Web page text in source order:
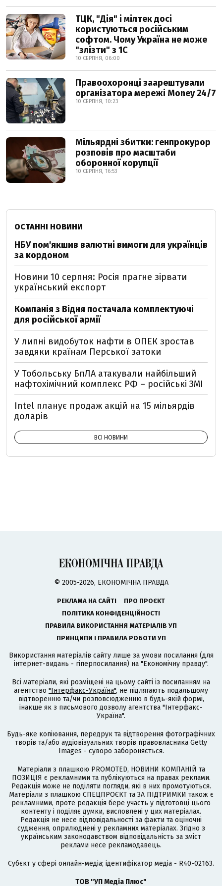
ТЦК, "Дія" і мілтек досі
користуються російським
софтом. Чому Україна не може
"злізти" з 1С
10 СЕРПНЯ, 06:00
Правоохоронці заарештували
організатора мережі Money 24/7
10 СЕРПНЯ, 10:23
Мільярдні збитки: генпрокурор
розповів про масштаби
оборонної корупції
10 СЕРПНЯ, 16:53
ОСТАННІ НОВИНИ
НБУ пом'якшив валютні вимоги для українців
за кордоном
Новини 10 серпня: Росія прагне зірвати
український експорт
Компанія з Відня постачала комплектуючі
для російської армії
У липні видобуток нафти в ОПЕК зростав
завдяки країнам Перської затоки
У Тобольську БпЛА атакували найбільший
нафтохімічний комплекс РФ – російські ЗМІ
Intel планує продаж акцій на 15 мільярдів
доларів
ВСІ НОВИНИ
© 2005-2026, ЕКОНОМІЧНА ПРАВДА
РЕКЛАМА НА САЙТІ
ПРО ПРОЄКТ
ПОЛІТИКА КОНФІДЕНЦІЙНОСТІ
ПРАВИЛА ВИКОРИСТАННЯ МАТЕРІАЛІВ УП
ПРИНЦИПИ І ПРАВИЛА РОБОТИ УП
Використання матеріалів сайту лише за умови посилання (для
інтернет-видань - гіперпосилання) на "Економічну правду".
Всі матеріали, які розміщені на цьому сайті із посиланням на
агентство "Інтерфакс-Україна", не підлягають подальшому
відтворенню та/чи розповсюдженню в будь-якій формі,
інакше як з письмового дозволу агентства "Інтерфакс-
Україна".
Будь-яке копіювання, передрук та відтворення фотографічних
творів та/або аудіовізуальних творів правовласника Getty
Images - суворо забороняється.
Матеріали з плашкою PROMOTED, НОВИНИ КОМПАНІЙ та
ПОЗИЦІЯ є рекламними та публікуються на правах реклами.
Редакція може не поділяти погляди, які в них промотуються.
Матеріали з плашкою СПЕЦПРОЄКТ та ЗА ПІДТРИМКИ також є
рекламними, проте редакція бере участь у підготовці цього
контенту і поділяє думки, висловлені у цих матеріалах.
Редакція не несе відповідальності за факти та оціночні
судження, оприлюднені у рекламних матеріалах. Згідно з
українським законодавством відповідальність за зміст
реклами несе рекламодавець.
Cубєкт у сфері онлайн-медіа; ідентифікатор медіа - R40-02163.
ТОВ "УП Медіа Плюс"